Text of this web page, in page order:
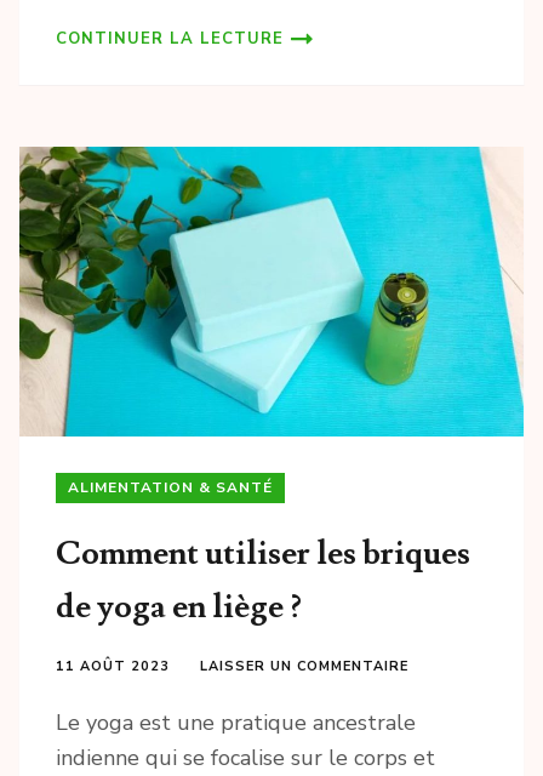
CONTINUER LA LECTURE
ALIMENTATION & SANTÉ
Comment utiliser les briques
de yoga en liège ?
11 AOÛT 2023 LAISSER UN COMMENTAIRE
Le yoga est une pratique ancestrale
indienne qui se focalise sur le corps et